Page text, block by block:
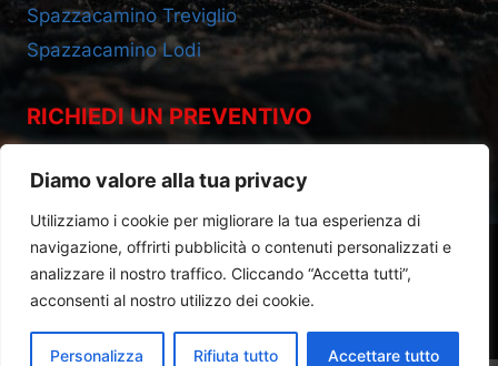
Diamo valore alla tua privacy
Utilizziamo i cookie per migliorare la tua esperienza di
navigazione, offrirti pubblicità o contenuti personalizzati e
analizzare il nostro traffico. Cliccando “Accetta tutti”,
acconsenti al nostro utilizzo dei cookie.
Personalizza Rifiuta tutto Accettare tutto
Spazzacamino Treviglio
Spazzacamino Lodi
RICHIEDI UN PREVENTIVO
Cell 393.2685695